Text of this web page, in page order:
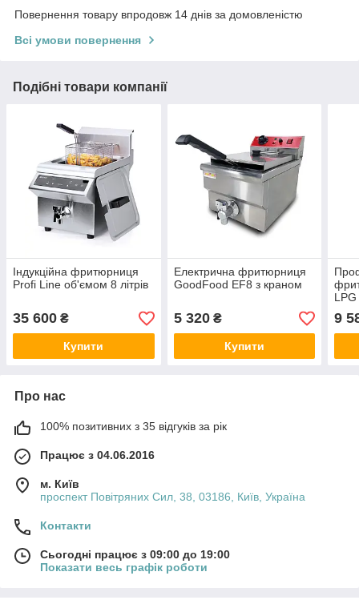
Повернення товару впродовж 14 днів за домовленістю
Всі умови повернення
Подібні товари компанії
Індукційна фритюрниця
Profi Line об'ємом 8 літрів
35 600 ₴
Купити
Електрична фритюрниця
GoodFood EF8 з краном
5 320₴
Купити
LPG
9
Про нас
100% позитивних з 35 відгуків за рік
Працює з 04.06.2016
м. Київ
проспект Повітряних Сил, 38, 03186, Київ, Україна
Контакти
Сьогодні працює з 09:00 до 19:00
Показати весь графік роботи